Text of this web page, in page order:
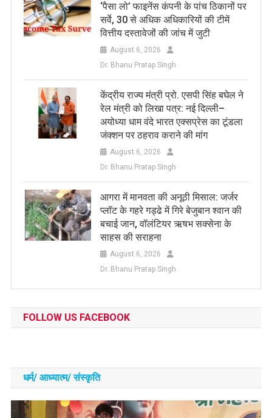
‘पैसा लो’ फाइनेंस कंपनी के पांच ठिकानों पर
सर्वे, 30 से अधिक अधिकारियों की टीमें
वित्तीय दस्तावेजों की जांच में जुटी
August 6, 2026
Dr. Bhanu Pratap Singh
केंद्रीय राज्य मंत्री प्रो. एसपी सिंह बघेल ने
रेल मंत्री को लिखा पत्र: नई दिल्ली–
अयोध्या धाम वंदे भारत एक्सप्रेस का टूंडला
जंक्शन पर ठहराव कराने की मांग
August 6, 2026
Dr. Bhanu Pratap Singh
आगरा में मानवता की अनूठी मिसाल: जर्जर
प्लॉट के गहरे गड्ढे में गिरे बेजुबान श्वान की
बचाई जान, वॉलंटियर ऋषभ सक्सेना के
साहस की सराहना
August 6, 2026
Dr. Bhanu Pratap Singh
FOLLOW US FACEBOOK
धर्म/ आध्‍यात्‍म/ संस्‍कृति